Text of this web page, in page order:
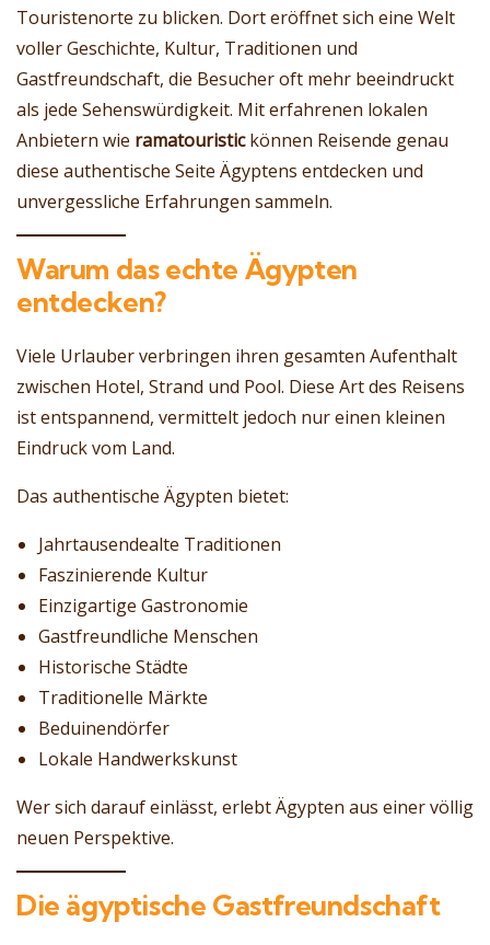
Touristenorte zu blicken. Dort eröffnet sich eine Welt
voller Geschichte, Kultur, Traditionen und
Gastfreundschaft, die Besucher oft mehr beeindruckt
als jede Sehenswürdigkeit. Mit erfahrenen lokalen
Anbietern wie ramatouristickönnen Reisende genau
diese authentische Seite Ägyptens entdecken und
unvergessliche Erfahrungen sammeln.
Warum das echte Ägypten
entdecken?
Viele Urlauber verbringen ihren gesamten Aufenthalt
zwischen Hotel, Strand und Pool. Diese Art des Reisens
ist entspannend, vermittelt jedoch nur einen kleinen
Eindruck vom Land.
Das authentische Ägypten bietet:
Jahrtausendealte Traditionen
Faszinierende Kultur
Einzigartige Gastronomie
Gastfreundliche Menschen
Historische Städte
Traditionelle Märkte
Beduinendörfer
Lokale Handwerkskunst
Wer sich darauf einlässt, erlebt Ägypten aus einer völlig
neuen Perspektive.
Die ägyptische Gastfreundschaft